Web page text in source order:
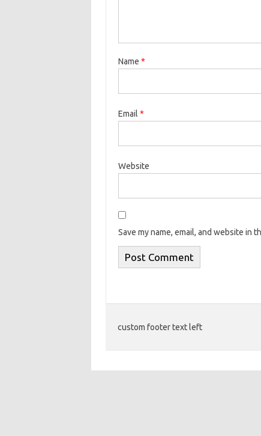
Name *
Email *
Website
Save my name, email, and website in
custom footer text left